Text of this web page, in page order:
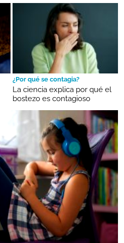
¿Por qué se contagia?
La ciencia explica por qué el
bostezo es contagioso